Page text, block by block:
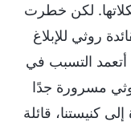
لكن خطرت
روثي للإبلاغ
التسبب في
مسرورة جدًا
كنيستنا، قائلة